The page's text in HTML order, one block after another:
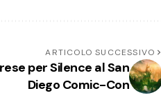
ARTICOLO SUCCESSIVO
per Silence al San
Diego Comic-Con